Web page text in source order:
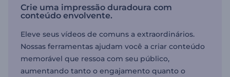
Crie uma impressão duradoura com
conteúdo envolvente.
Eleve seus vídeos de comuns a extraordinários.
Nossas ferramentas ajudam você a criar conteúdo
memorável que ressoa com seu público,
aumentando tanto o engajamento quanto o